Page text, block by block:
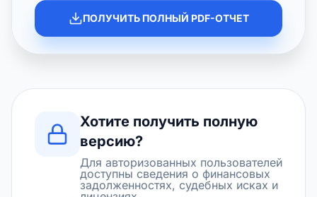
ПОЛУЧИТЬ ПОЛНЫЙ PDF-ОТЧЕТ
Хотите получить полную
версию?
Для авторизованных пользователей
доступны сведения о финансовых
задолженностях, судебных исках и